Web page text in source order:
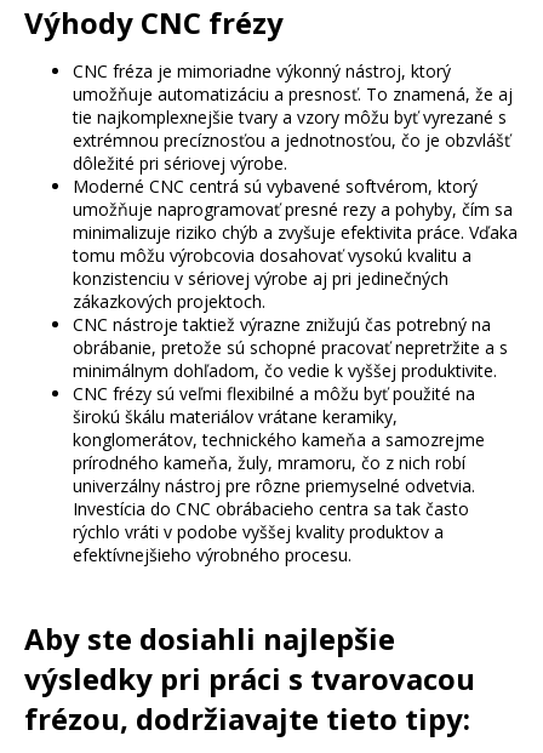
v
k
y
v
ý
p
i
s
u
Výhody CNC frézy
CNC fréza je mimoriadne výkonný nástroj, ktorý
umožňuje automatizáciu a presnosť. To znamená, že aj
tie najkomplexnejšie tvary a vzory môžu byť vyrezané s
extrémnou precíznosťou a jednotnosťou, čo je obzvlášť
dôležité pri sériovej výrobe.
Moderné CNC centrá sú vybavené softvérom, ktorý
umožňuje naprogramovať presné rezy a pohyby, čím sa
minimalizuje riziko chýb a zvyšuje efektivita práce. Vďaka
tomu môžu výrobcovia dosahovať vysokú kvalitu a
konzistenciu v sériovej výrobe aj pri jedinečných
zákazkových projektoch.
CNC nástroje taktiež výrazne znižujú čas potrebný na
obrábanie, pretože sú schopné pracovať nepretržite a s
minimálnym dohľadom, čo vedie k vyššej produktivite.
CNC frézy sú veľmi flexibilné a môžu byť použité na
širokú škálu materiálov vrátane keramiky,
konglomerátov, technického kameňa a samozrejme
prírodného kameňa, žuly, mramoru, čo z nich robí
univerzálny nástroj pre rôzne priemyselné odvetvia.
Investícia do CNC obrábacieho centra sa tak často
rýchlo vráti v podobe vyššej kvality produktov a
efektívnejšieho výrobného procesu.
Aby ste dosiahli najlepšie
výsledky pri práci s tvarovacou
frézou, dodržiavajte tieto tipy: